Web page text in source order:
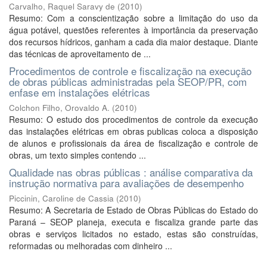
Carvalho, Raquel Saravy de (2010)
Resumo: Com a conscientização sobre a limitação do uso da
água potável, questões referentes à importância da preservação
dos recursos hídricos, ganham a cada dia maior destaque. Diante
das técnicas de aproveitamento de ...
Procedimentos de controle e fiscalização na execução
de obras públicas administradas pela SEOP/PR, com
enfase em instalações elétricas
Colchon Filho, Orovaldo A. (2010)
Resumo: O estudo dos procedimentos de controle da execução
das instalações elétricas em obras publicas coloca a disposição
de alunos e profissionais da área de fiscalização e controle de
obras, um texto simples contendo ...
Qualidade nas obras públicas : análise comparativa da
instrução normativa para avaliações de desempenho
Piccinin, Caroline de Cassia (2010)
Resumo: A Secretaria de Estado de Obras Públicas do Estado do
Paraná – SEOP planeja, executa e fiscaliza grande parte das
obras e serviços licitados no estado, estas são construídas,
reformadas ou melhoradas com dinheiro ...